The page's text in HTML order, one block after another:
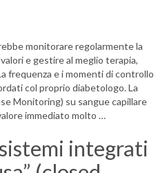
monitorare regolarmente la
e gestire al meglio terapia,
frequenza e i momenti di controllo
col proprio diabetologo. La
Monitoring) su sangue capillare
immediato molto …
integrati